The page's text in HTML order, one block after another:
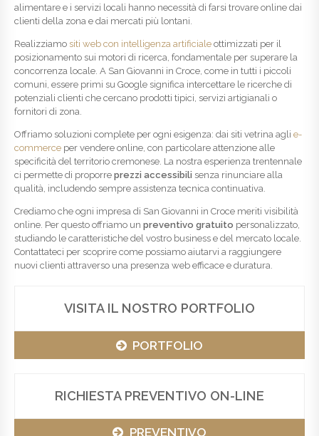
alimentare e i servizi locali hanno necessità di farsi trovare online dai
clienti della zona e dai mercati più lontani.
Realizziamo siti web con intelligenza artificiale ottimizzati per il
posizionamento sui motori di ricerca, fondamentale per superare la
concorrenza locale. A San Giovanni in Croce, come in tutti i piccoli
comuni, essere primi su Google significa intercettare le ricerche di
potenziali clienti che cercano prodotti tipici, servizi artigianali o
fornitori di zona.
Offriamo soluzioni complete per ogni esigenza: dai siti vetrina agli e-
commerce per vendere online, con particolare attenzione alle
specificità del territorio cremonese. La nostra esperienza trentennale
ci permette di proporre prezzi accessibili senza rinunciare alla
qualità, includendo sempre assistenza tecnica continuativa.
Crediamo che ogni impresa di San Giovanni in Croce meriti visibilità
online. Per questo offriamo un preventivo gratuito personalizzato,
studiando le caratteristiche del vostro business e del mercato locale.
Contattateci per scoprire come possiamo aiutarvi a raggiungere
nuovi clienti attraverso una presenza web efficace e duratura.
VISITA IL NOSTRO PORTFOLIO
PORTFOLIO
RICHIESTA PREVENTIVO ON-LINE
PREVENTIVO